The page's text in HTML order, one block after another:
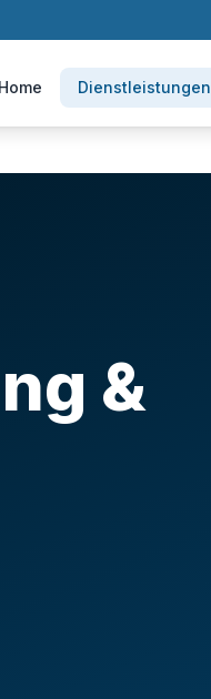
Home Dienstleistungen
&